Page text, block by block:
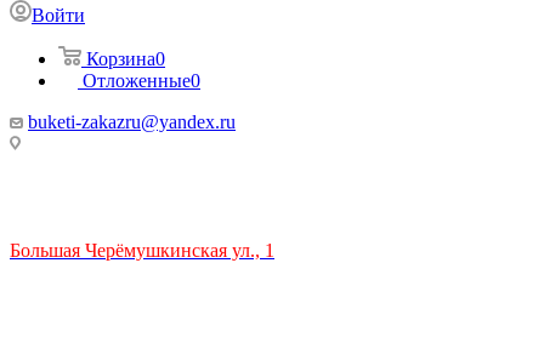
Войти
Корзина0
Отложенные0
buketi-zakazru@yandex.ru
Большая Черёмушкинская ул., 1